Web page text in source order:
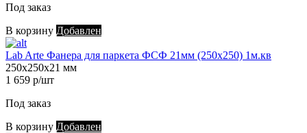
Под заказ
В корзину Добавлен
Lab Arte Фанера для паркета ФСФ 21мм (250х250) 1м.кв
250х250х21 мм
1 659 р/шт
Под заказ
В корзину Добавлен